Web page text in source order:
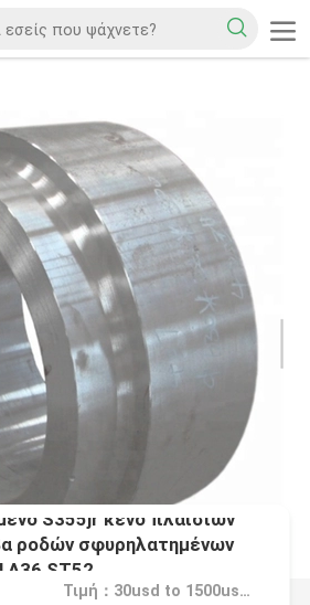
S355jr κενό πλαισίων
ροδών σφυρηλατημένων
A36 ST52
Τιμή：30usd to 1500usd per piece